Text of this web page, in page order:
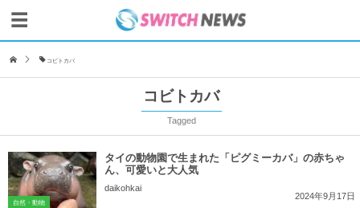
コビトカバ
コビトカバ
Tagged
自然・動物
タイの動物園で生まれた「ピグミーカバ」の赤ちゃ
ん、可愛いと大人気
daikohkai
2024年9月17日